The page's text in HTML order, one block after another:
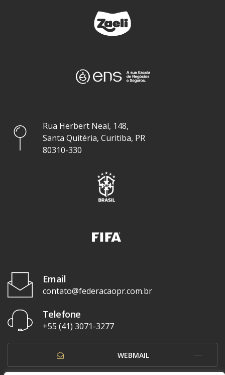
Rua Herbert Neal, 148,
Santa Quitéria, Curitiba, PR
80310-330
Email
contato@federacaopr.com.br
Telefone
+55 (41) 3071-3277
WEBMAIL